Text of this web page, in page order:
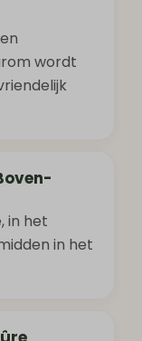
wordt
in het
in het